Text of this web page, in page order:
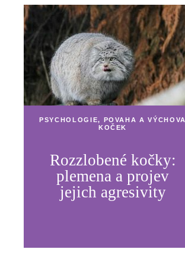
PSYCHOLOGIE, POVAHA A VÝCHOVA
KOČEK
Rozzlobené kočky:
plemena a projev
jejich agresivity